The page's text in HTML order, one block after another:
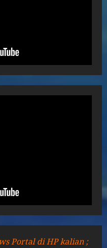
Portal di HP kalian ;